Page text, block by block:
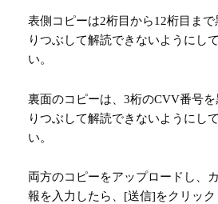
表側コピーは2桁目から12桁目まで
りつぶして解読できないようにし
い。
裏面のコピーは、3桁のCVV番号を
りつぶして解読できないようにし
い。
両方のコピーをアップロードし、
報を入力したら、[送信]をクリッ